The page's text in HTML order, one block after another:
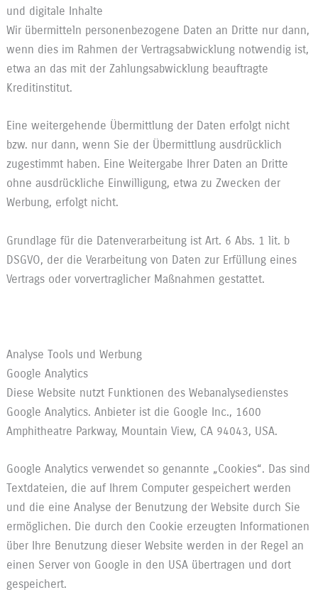
und digitale Inhalte
Wir übermitteln personenbezogene Daten an Dritte nur dann,
wenn dies im Rahmen der Vertragsabwicklung notwendig ist,
etwa an das mit der Zahlungsabwicklung beauftragte
Kreditinstitut.
Eine weitergehende Übermittlung der Daten erfolgt nicht
bzw. nur dann, wenn Sie der Übermittlung ausdrücklich
zugestimmt haben. Eine Weitergabe Ihrer Daten an Dritte
ohne ausdrückliche Einwilligung, etwa zu Zwecken der
Werbung, erfolgt nicht.
Grundlage für die Datenverarbeitung ist Art. 6 Abs. 1 lit. b
DSGVO, der die Verarbeitung von Daten zur Erfüllung eines
Vertrags oder vorvertraglicher Maßnahmen gestattet.
Analyse Tools und Werbung
Google Analytics
Diese Website nutzt Funktionen des Webanalysedienstes
Google Analytics. Anbieter ist die Google Inc., 1600
Amphitheatre Parkway, Mountain View, CA 94043, USA.
Google Analytics verwendet so genannte „Cookies“. Das sind
Textdateien, die auf Ihrem Computer gespeichert werden
und die eine Analyse der Benutzung der Website durch Sie
ermöglichen. Die durch den Cookie erzeugten Informationen
über Ihre Benutzung dieser Website werden in der Regel an
einen Server von Google in den USA übertragen und dort
gespeichert.